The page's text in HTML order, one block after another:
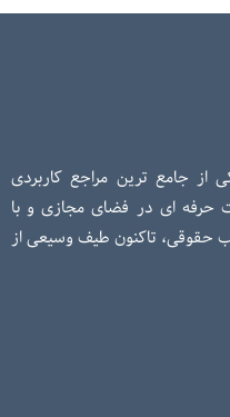
از جامع ترین مراجع کاربردی
فعالیت حرفه ای در فضای مجازی و با
حقوقی، تاکنون طیف وسیعی از